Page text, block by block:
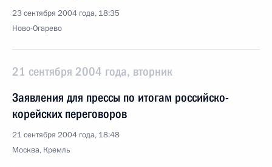
23 сентября 2004 года, 18:35
Ново-Огарево
21 сентября 2004 года, вторник
Заявления для прессы по итогам российско-
корейских переговоров
21 сентября 2004 года, 18:48
Москва, Кремль